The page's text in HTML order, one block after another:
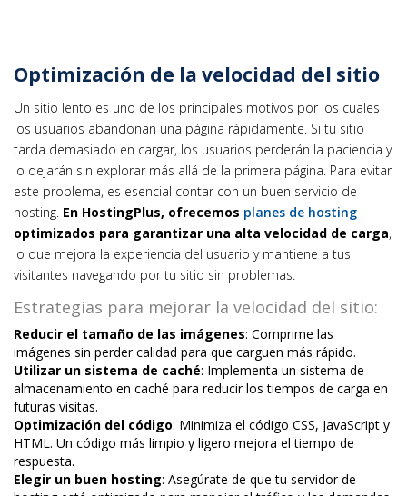
Optimización de la velocidad del sitio
Un sitio lento es uno de los principales motivos por los cuales
los usuarios abandonan una página rápidamente. Si tu sitio
tarda demasiado en cargar, los usuarios perderán la paciencia y
lo dejarán sin explorar más allá de la primera página. Para evitar
este problema, es esencial contar con un buen servicio de
hosting. En HostingPlus, ofrecemos planes de hosting
optimizados para garantizar una alta velocidad de carga,
lo que mejora la experiencia del usuario y mantiene a tus
visitantes navegando por tu sitio sin problemas.
Estrategias para mejorar la velocidad del sitio:
Reducir el tamaño de las imágenes: Comprime las
imágenes sin perder calidad para que carguen más rápido.
Utilizar un sistema de caché: Implementa un sistema de
almacenamiento en caché para reducir los tiempos de carga en
futuras visitas.
Optimización del código: Minimiza el código CSS, JavaScript y
HTML. Un código más limpio y ligero mejora el tiempo de
respuesta.
Elegir un buen hosting: Asegúrate de que tu servidor de